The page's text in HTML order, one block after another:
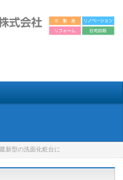
最新型の洗面化粧台に